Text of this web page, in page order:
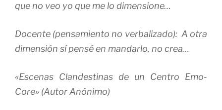
que no veo yo que me lo dimensione…
Docente (pensamiento no verbalizado): A otra
dimensión sí pensé en mandarlo, no crea…
«Escenas Clandestinas de un Centro Emo-
Core» (Autor Anónimo)